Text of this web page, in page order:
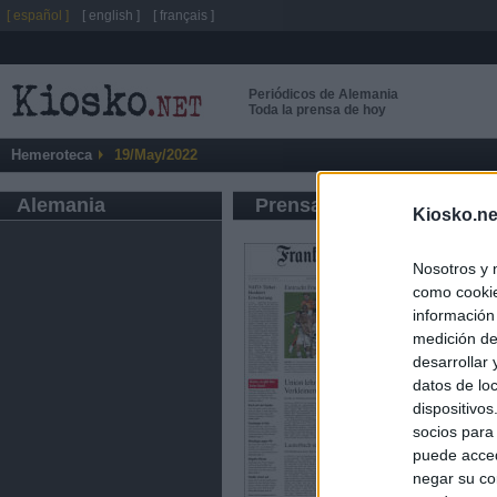
Nosotros y
como
medición
desarrollar
datos de
socios
puede
negar su
Periódicos de Alemania
Toda la prensa de hoy
Hemeroteca 19/May/2022
Alemania Prensa de Información
[ español ] [ english ] [ français ]